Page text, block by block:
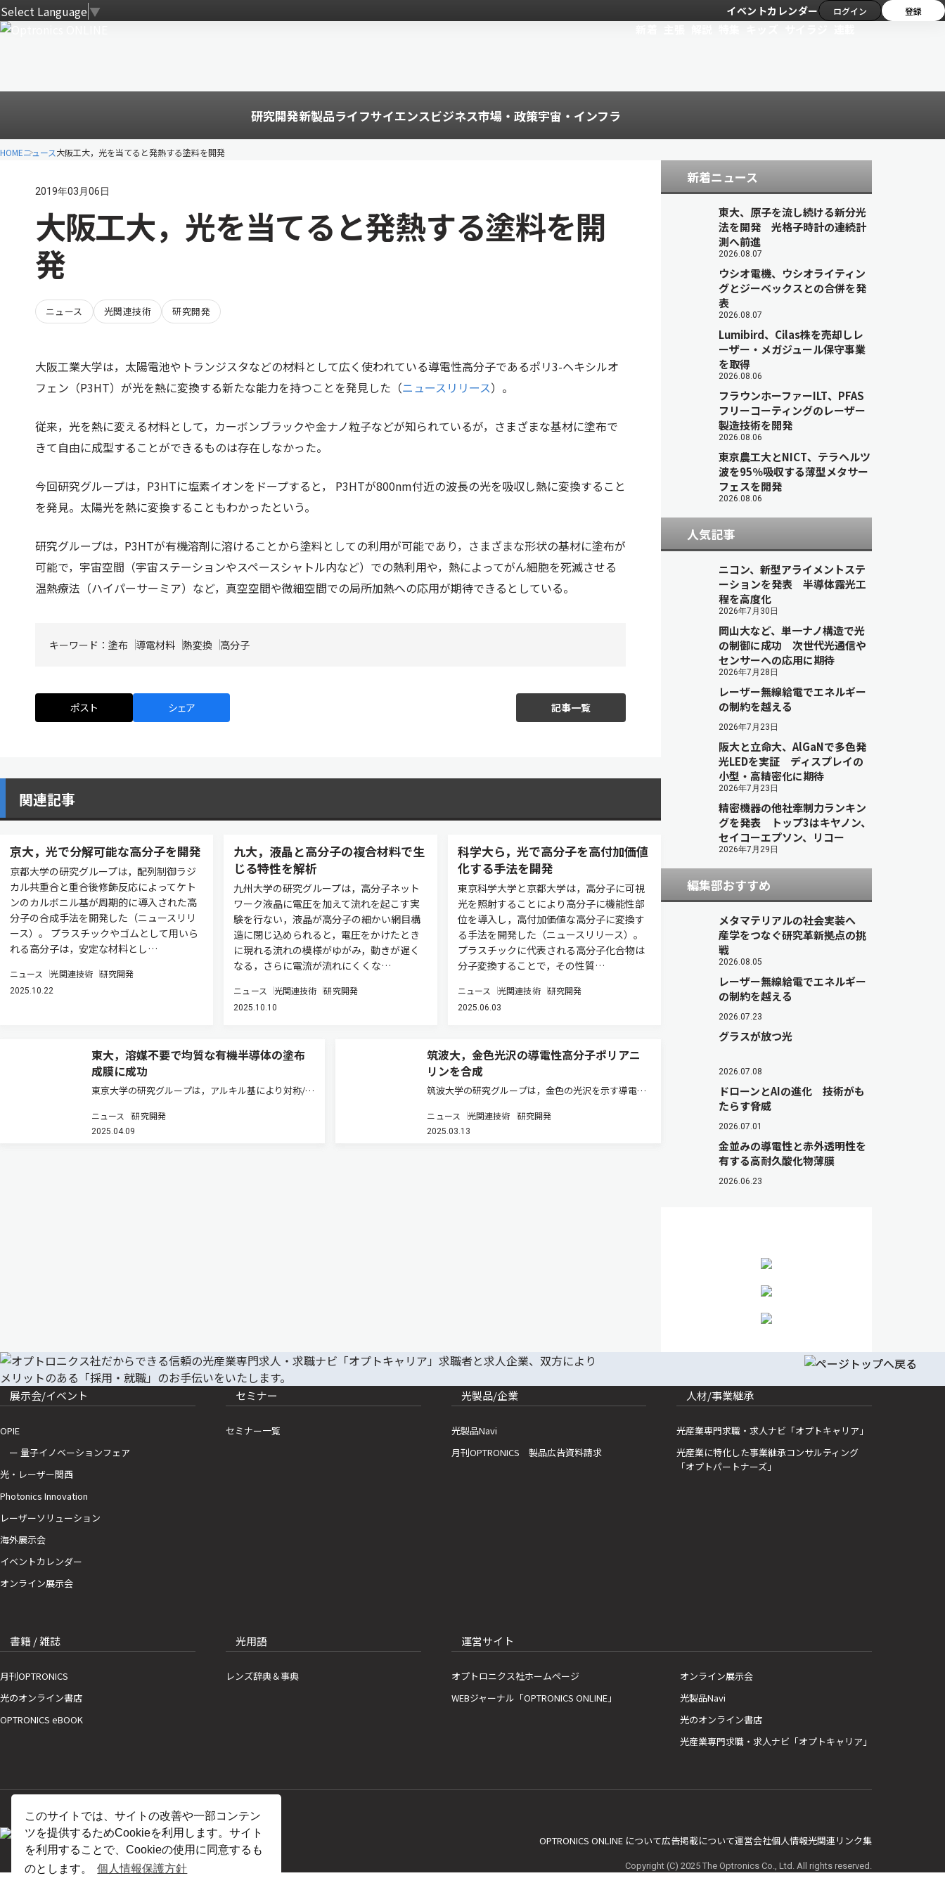
このサイトでは、サイトの改善や一部コンテン
ツを提供するためCookieを利用します。サイト
を利用することで、Cookieの使用に同意するも
のとします。
個人情報保護方針
Select Language▼ イベントカレンダー ログイン 登録
研究開発新製品ライフサイエンスビジネス市場・政策宇宙・インフラ
HOMEニュース大阪工大，光を当てると発熱する塗料を開発
2019年03月06日
大阪工大，光を当てると発熱する塗料を開
発
ニュース 光関連技術 研究開発
大阪工業大学は，太陽電池やトランジスタなどの材料として広く使われている導電性高分子であるポリ3-ヘキシルオ
フェン（P3HT）が光を熱に変換する新たな能力を持つことを発見した（ニュースリリース）。
従来，光を熱に変える材料として，カーボンブラックや金ナノ粒子などが知られているが，さまざまな基材に塗布で
きて自由に成型することができるものは存在しなかった。
今回研究グループは，P3HTに塩素イオンをドープすると， P3HTが800nm付近の波長の光を吸収し熱に変換すること
を発見。太陽光を熱に変換することもわかったという。
研究グループは，P3HTが有機溶剤に溶けることから塗料としての利用が可能であり，さまざまな形状の基材に塗布が
可能で，宇宙空間（宇宙ステーションやスペースシャトル内など）での熱利用や，熱によってがん細胞を死滅させる
温熱療法（ハイパーサーミア）など，真空空間や微細空間での局所加熱への応用が期待できるとしている。
キーワード： 塗布 導電材料 熱変換 高分子
ポスト シェア 記事一覧
関連記事
京大，光で分解可能な高分子を開発
京都大学の研究グループは，配列制御ラジ
カル共重合と重合後修飾反応によってケト
ンのカルボニル基が周期的に導入された高
分子の合成手法を開発した（ニュースリリ
ース）。 プラスチックやゴムとして用いら
れる高分子は，安定な材料とし…
ニュース 光関連技術 研究開発
2025.10.22
九大，液晶と高分子の複合材料で生
じる特性を解析
九州大学の研究グループは，高分子ネット
ワーク液晶に電圧を加えて流れを起こす実
験を行ない，液晶が高分子の細かい網目構
造に閉じ込められると，電圧をかけたとき
に現れる流れの模様がゆがみ，動きが遅く
なる，さらに電流が流れにくくな…
ニュース 光関連技術 研究開発
2025.10.10
科学大ら，光で高分子を高付加価値
化する手法を開発
東京科学大学と京都大学は，高分子に可視
光を照射することにより高分子に機能性部
位を導入し，高付加価値な高分子に変換す
る手法を開発した（ニュースリリース）。
プラスチックに代表される高分子化合物は
分子変換することで，その性質…
ニュース 光関連技術 研究開発
2025.06.03
東大，溶媒不要で均質な有機半導体の塗布
成膜に成功
東京大学の研究グループは，アルキル基により対称/非
し溶融すると，冷却の過程で液晶相を介して，2種の分
子がペアを形成する高秩序化が促されることを見出
ニュース 研究開発
2025.04.09
筑波大，金色光沢の導電性高分子ポリアニ
リンを合成
筑波大学の研究グループは，金色の光沢を示す導電性
（ニュースリリース）。 高分子のポリアセチレンは，
飴⾊の⾦属光沢を⽰すポリアセチレンフィルムや，⾦
ニュース 光関連技術 研究開発
2025.03.13
新着ニュース
東大、原子を流し続ける新分光
法を開発 光格子時計の連続計
測へ前進
2026.08.07
ウシオ電機、ウシオライティン
グとジーベックスとの合併を発
表
2026.08.07
Lumibird、Cilas株を売却しレ
ーザー・メガジュール保守事業
を取得
2026.08.06
フラウンホーファーILT、PFAS
フリーコーティングのレーザー
製造技術を開発
2026.08.06
東京農工大とNICT、テラヘルツ
波を95％吸収する薄型メタサー
フェスを開発
2026.08.06
人気記事
ニコン、新型アライメントステ
ーションを発表 半導体露光工
程を高度化
2026年7月30日
岡山大など、単一ナノ構造で光
の制御に成功 次世代光通信や
センサーへの応用に期待
2026年7月28日
レーザー無線給電でエネルギー
の制約を越える
2026年7月23日
阪大と立命大、AlGaNで多色発
光LEDを実証 ディスプレイの
小型・高精密化に期待
2026年7月23日
精密機器の他社牽制力ランキン
グを発表 トップ3はキヤノン、
セイコーエプソン、リコー
2026年7月29日
編集部おすすめ
メタマテリアルの社会実装へ
産学をつなぐ研究革新拠点の挑
戦
2026.08.05
レーザー無線給電でエネルギー
の制約を越える
2026.07.23
グラスが放つ光
2026.07.08
ドローンとAIの進化 技術がも
たらす脅威
2026.07.01
金並みの導電性と赤外透明性を
有する高耐久酸化物薄膜
2026.06.23
展示会/イベント
OPIE
ー 量子イノベーションフェア
光・レーザー関西
Photonics Innovation
レーザーソリューション
海外展示会
イベントカレンダー
オンライン展示会
セミナー
セミナー一覧
光製品/企業
光製品Navi
月刊OPTRONICS 製品広告資料請求
人材/事業継承
光産業専門求職・求人ナビ「オプトキャリア」
光産業に特化した事業継承コンサルティング
「オプトパートナーズ」
書籍 / 雑誌
月刊OPTRONICS
光のオンライン書店
OPTRONICS eBOOK
光用語
レンズ辞典＆事典
運営サイト
オプトロニクス社ホームページ
WEBジャーナル「OPTRONICS ONLINE」
オンライン展示会
光製品Navi
光のオンライン書店
光産業専門求職・求人ナビ「オプトキャリア」
OPTRONICS ONLINE について広告掲載について運営会社個人情報光関連リンク集
Copyright (C) 2025 The Optronics Co., Ltd. All rights reserved.